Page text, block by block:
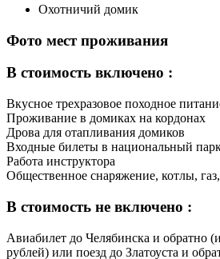
Охотничий домик
Фото мест проживания
В стоимость включено :
Вкусное трехразовое походное
Проживание в домиках на кордонах
Дрова для отапливания домиков
Входные билеты в национальный
Работа инструктора
Общественное снаряжение, котлы,
В стоимость не включено :
Авиабилет до Челябинска и обратно
рублей) или поезд до Златоуста и